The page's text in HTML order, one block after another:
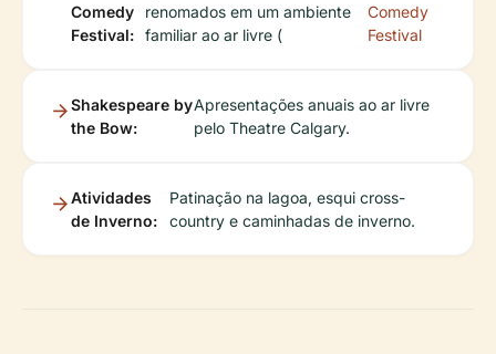
Comedy
Festival:
renomados em um ambiente
familiar ao ar livre (
Comedy
Festival
Shakespeare by
the Bow:
Apresentações anuais ao ar livre
pelo Theatre Calgary.
Atividades
de Inverno:
Patinação na lagoa, esqui cross-
country e caminhadas de inverno.